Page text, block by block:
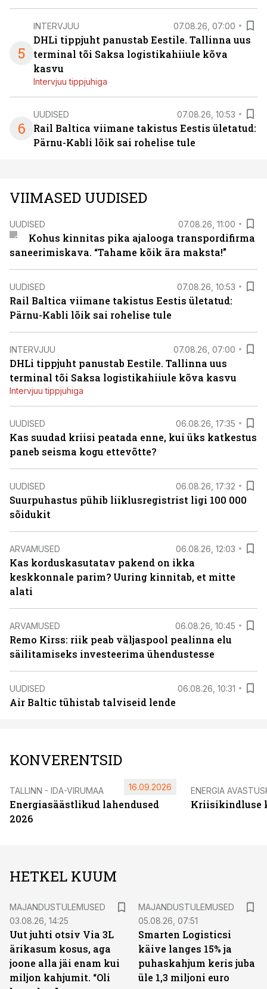
5
INTERVJUU 07.08.26, 07:00
DHLi tippjuht panustab Eestile. Tallinna uus
terminal tõi Saksa logistikahiiule kõva
kasvu
Intervjuu tippjuhiga
6
UUDISED 07.08.26, 10:53
Rail Baltica viimane takistus Eestis ületatud:
Pärnu-Kabli lõik sai rohelise tule
VIIMASED UUDISED
UUDISED 07.08.26, 11:00
Kohus kinnitas pika ajalooga transpordifirma
saneerimiskava. “Tahame kõik ära maksta!”
UUDISED 07.08.26, 10:53
Rail Baltica viimane takistus Eestis ületatud:
Pärnu-Kabli lõik sai rohelise tule
INTERVJUU 07.08.26, 07:00
DHLi tippjuht panustab Eestile. Tallinna uus
terminal tõi Saksa logistikahiiule kõva kasvu
Intervjuu tippjuhiga
UUDISED 06.08.26, 17:35
Kas suudad kriisi peatada enne, kui üks katkestus
paneb seisma kogu ettevõtte?
UUDISED 06.08.26, 17:32
Suurpuhastus pühib liiklusregistrist ligi 100 000
sõidukit
ARVAMUSED 06.08.26, 12:03
Kas korduskasutatav pakend on ikka
keskkonnale parim? Uuring kinnitab, et mitte
alati
ARVAMUSED 06.08.26, 10:45
Remo Kirss: riik peab väljaspool pealinna elu
säilitamiseks investeerima ühendustesse
UUDISED 06.08.26, 10:31
Air Baltic tühistab talviseid lende
KONVERENTSID
TALLINN - IDA-VIRUMAA
Energiasäästlikud lahendused
2026
16.09.2026 ENERGIA
Kriisikindluse
HETKEL KUUM
MAJANDUSTULEMUSED
03.08.26, 14:25
Uut juhti otsiv Via 3L
ärikasum kosus, aga
joone alla jäi enam kui
miljon kahjumit. “Oli
MAJANDUSTULEMUSED
05.08.26, 07:51
Smarten Logisticsi
käive langes 15% ja
puhaskahjum keris juba
üle 1,3 miljoni euro